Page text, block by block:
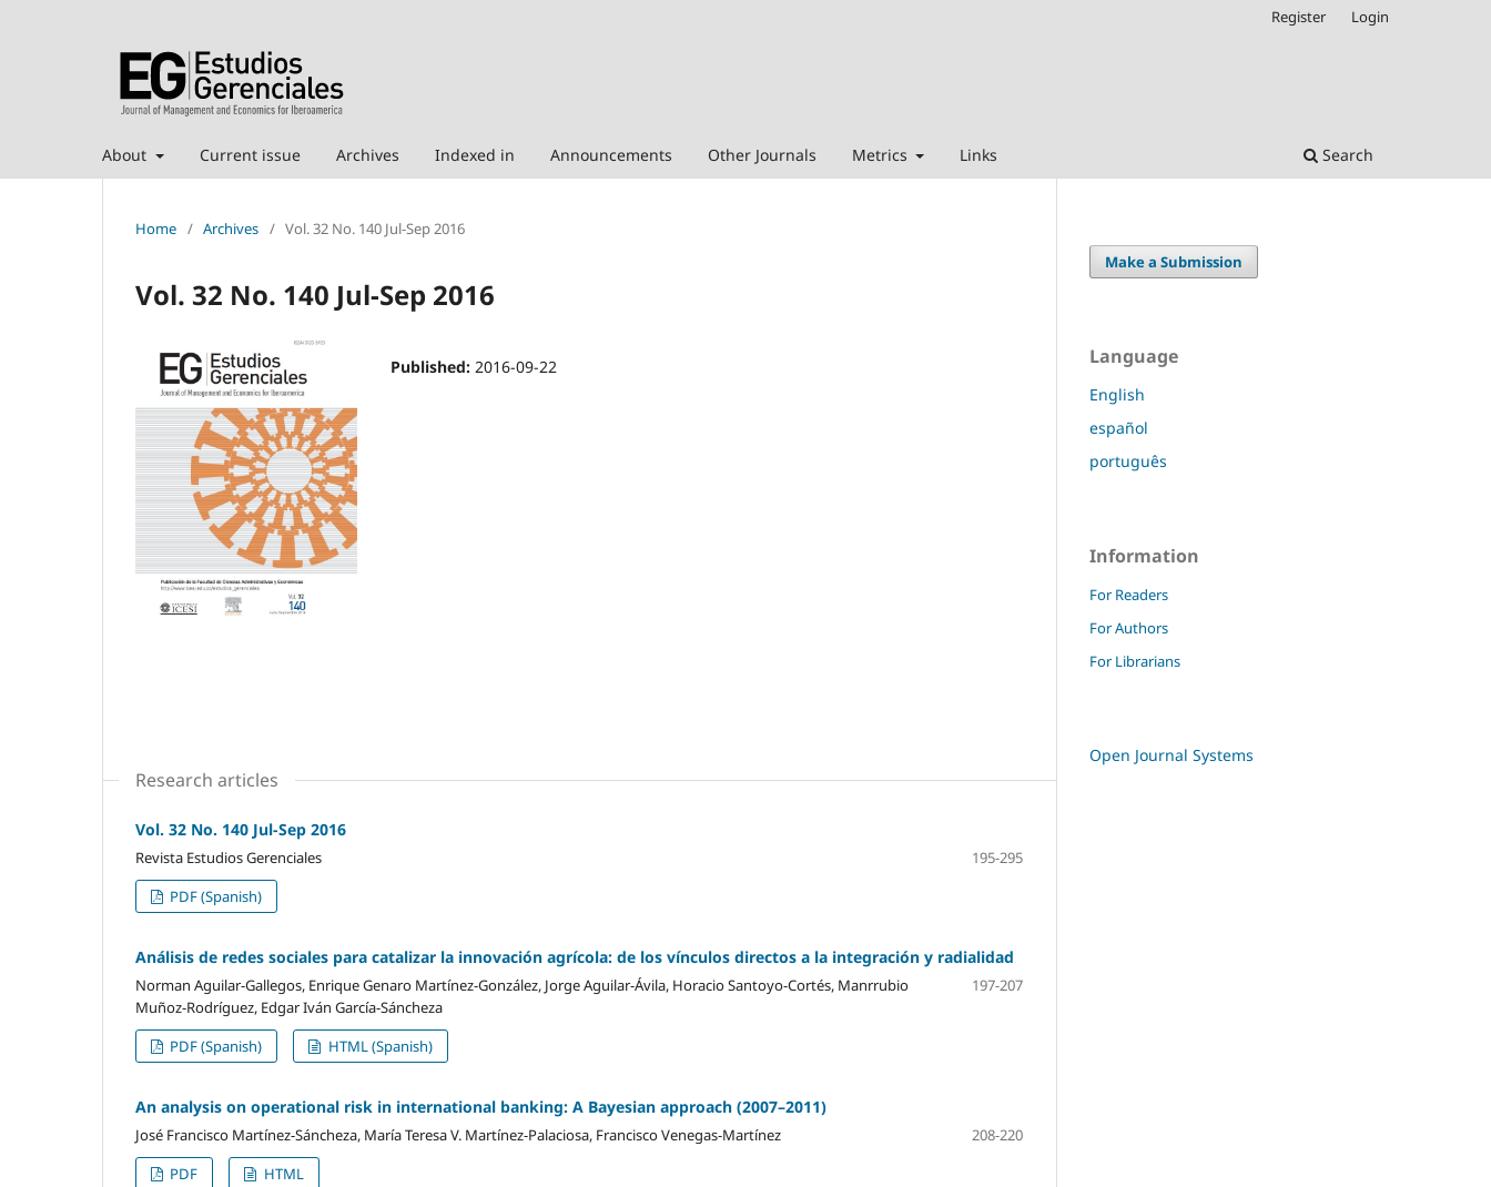
About Current issue Archives Indexed in Announcements Other Journals Metrics Links Search
Register Login
Home / Archives / Vol. 32 No. 140 Jul-Sep 2016
Vol. 32 No. 140 Jul-Sep 2016
Published: 2016-09-22
Research articles
Vol. 32 No. 140 Jul-Sep 2016
Revista Estudios Gerenciales
195-295
PDF (Spanish)
Análisis de redes sociales para catalizar la innovación agrícola: de los vínculos directos a la integración y radialidad
Norman Aguilar-Gallegos, Enrique Genaro Martínez-González, Jorge Aguilar-Ávila, Horacio Santoyo-Cortés, Manrrubio
Muñoz-Rodríguez, Edgar Iván García-Sáncheza
197-207
PDF (Spanish) HTML (Spanish)
An analysis on operational risk in international banking: A Bayesian approach (2007–2011)
José Francisco Martínez-Sáncheza, María Teresa V. Martínez-Palaciosa, Francisco Venegas-Martínez
208-220
PDF
HTML
Make a Submission
Language
English
español
português
Information
For Readers
For Authors
For Librarians
Open Journal Systems